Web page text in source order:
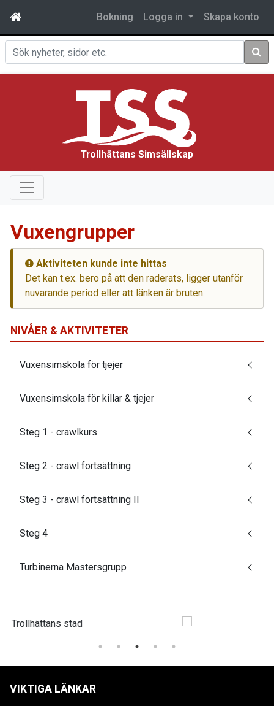
Bokning Logga in Skapa konto
Sök
Trollhättans Simsällskap
Vuxengrupper
Aktiviteten kunde inte hittas
Det kan t.ex. bero på att den raderats, ligger utanför
nuvarande period eller att länken är bruten.
NIVÅER & AKTIVITETER
Vuxensimskola för tjejer
Vuxensimskola för killar & tjejer
Steg 1 - crawlkurs
Steg 2 - crawl fortsättning
Steg 3 - crawl fortsättning II
Steg 4
Turbinerna Mastersgrupp
VIKTIGA LÄNKAR